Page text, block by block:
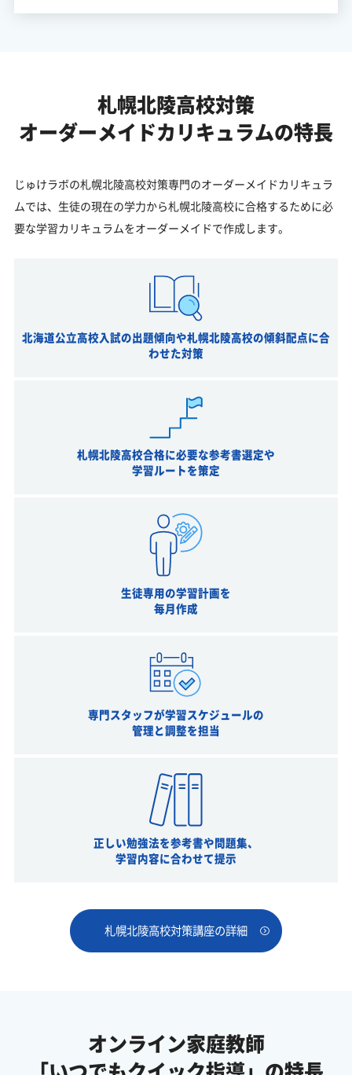
札幌北陵高校対策
オーダーメイドカリキュラムの特長
じゅけラボの札幌北陵高校対策専門のオーダーメイドカリキュラ
ムでは、生徒の現在の学力から札幌北陵高校に合格するために必
要な学習カリキュラムをオーダーメイドで作成します。
北海道公立高校入試の出題傾向や札幌北陵高校の傾斜配点に合
わせた対策
札幌北陵高校合格に必要な参考書選定や
学習ルートを策定
生徒専用の学習計画を
毎月作成
専門スタッフが学習スケジュールの
管理と調整を担当
正しい勉強法を参考書や問題集、
学習内容に合わせて提示
札幌北陵高校対策講座の詳細
オンライン家庭教師